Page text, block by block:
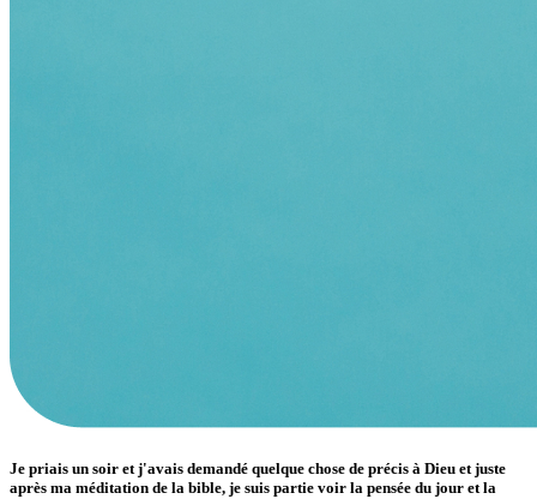
Je priais un soir et j'avais demandé quelque chose de précis à Dieu et juste
après ma méditation de la bible, je suis partie voir la pensée du jour et la